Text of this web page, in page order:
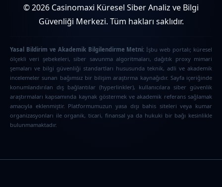
© 2026 Casinomaxi Küresel Siber Analiz ve Bilgi
Güvenliği Merkezi. Tüm hakları saklıdır.
Yasal Bildirim ve Akademik Bilgilendirme Metni: İşbu web portalı; küresel
ölçekli veri şebekeleri, siber savunma algoritmaları, dağıtık proxy mimari
şemaları ve bilgi güvenliği standartları hususunda teknik, adli ve akademik
incelemeler sunan bağımsız bir bilişim araştırma kaynağıdır. Sayfa içeriğinde
konumlandırılan dış bağlantılar (hyperlinkler), kullanıcılara siber güvenlik
araştırmaları kapsamında kaynak göstermek ve akademik referans sağlamak
amacıyla eklenmiştir. Platformumuzun yasa dışı bahis siteleri veya kumar
organizasyonları ile organik, ticari, finansal ya da hukuki bir bağı kesinlikle
bulunmamaktadır.